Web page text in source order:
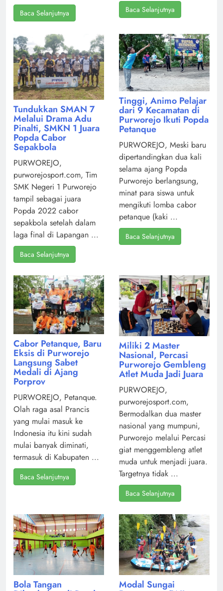
Baca Selanjutnya Baca Selanjutnya
Tundukkan SMAN 7
Melalui Drama Adu
Pinalti, SMKN 1 Juara
Popda Cabor
Sepakbola
PURWOREJO,
purworejosport.com, Tim
SMK Negeri 1 Purworejo
tampil sebagai juara
Popda 2022 cabor
sepakbola setelah dalam
laga final di Lapangan ...
Baca Selanjutnya
Tinggi, Animo Pelajar
dari 9 Kecamatan di
Purworejo Ikuti Popda
Petanque
PURWOREJO, Meski baru
dipertandingkan dua kali
selama ajang Popda
Purworejo berlangsung,
minat para siswa untuk
mengikuti lomba cabor
petanque (kaki ...
Baca Selanjutnya
Cabor Petanque, Baru
Eksis di Purworejo
Langsung Sabet
Medali di Ajang
Porprov
PURWOREJO, Petanque.
Olah raga asal Prancis
yang mulai masuk ke
Indonesia itu kini sudah
mulai banyak diminati,
termasuk di Kabupaten ...
Baca Selanjutnya
Miliki 2 Master
Nasional, Percasi
Purworejo Gembleng
Atlet Muda Jadi Juara
PURWOREJO,
purworejosport.com,
Bermodalkan dua master
nasional yang mumpuni,
Purworejo melalui Percasi
giat menggembleng atlet
muda untuk menjadi juara.
Targetnya tidak ...
Baca Selanjutnya
Bola Tangan Modal Sungai